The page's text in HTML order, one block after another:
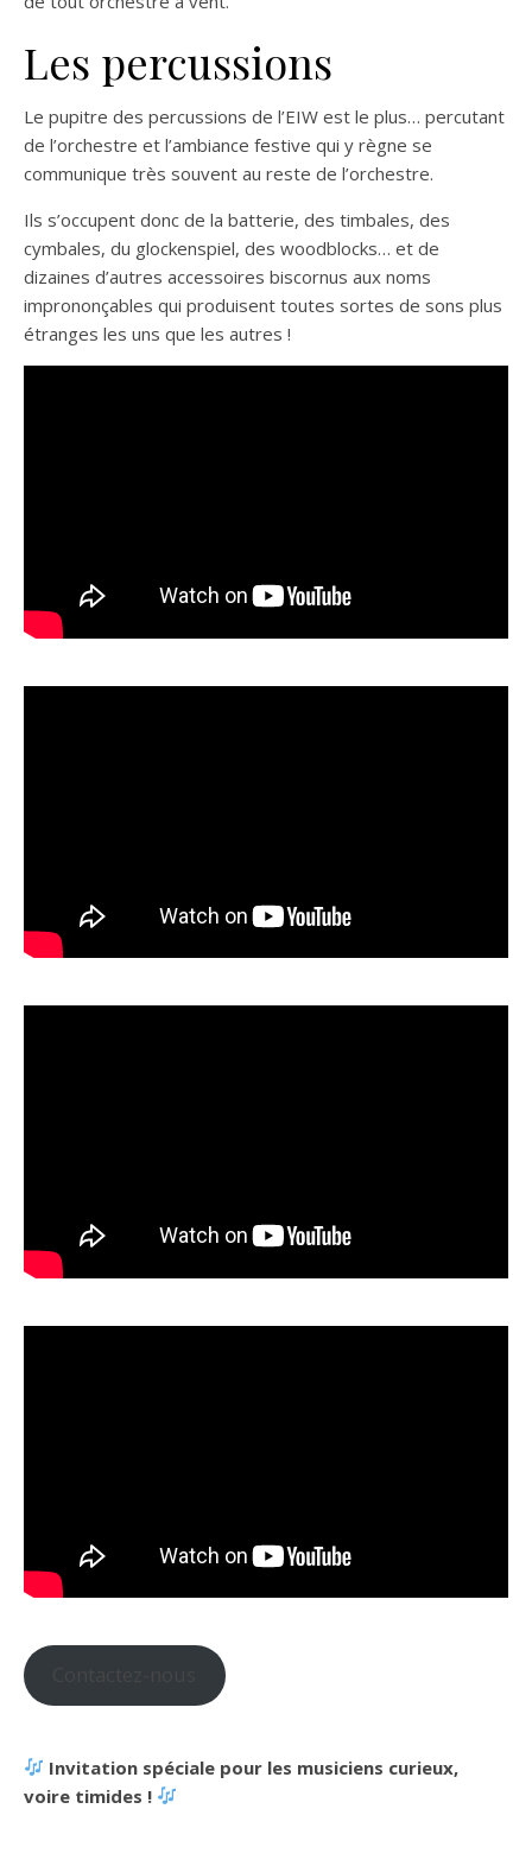
Les percussions
Le pupitre des percussions de l’EIW est le plus… percutant
de l’orchestre et l’ambiance festive qui y règne se
communique très souvent au reste de l’orchestre.
Ils s’occupent donc de la batterie, des timbales, des
cymbales, du glockenspiel, des woodblocks… et de
dizaines d’autres accessoires biscornus aux noms
imprononçables qui produisent toutes sortes de sons plus
étranges les uns que les autres !
Invitation spéciale pour les musiciens curieux,
voire timides !